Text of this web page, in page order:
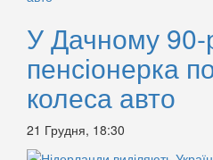
У Дачному 90-
пенсіонерка
колеса авто
21 Грудня, 18:30